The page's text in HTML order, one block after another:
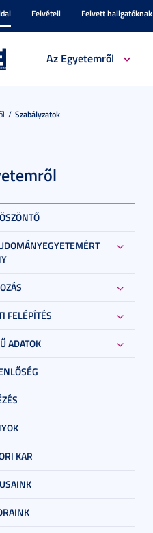
Felvételi Felvett hallgatóknak
Az Egyetemről
Szabályzatok
FELÉPÍTÉS
ADATOK
KAR